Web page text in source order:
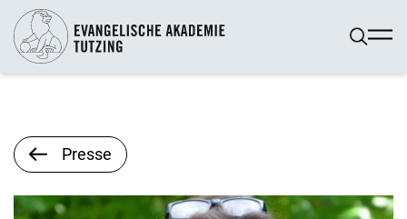
Presse